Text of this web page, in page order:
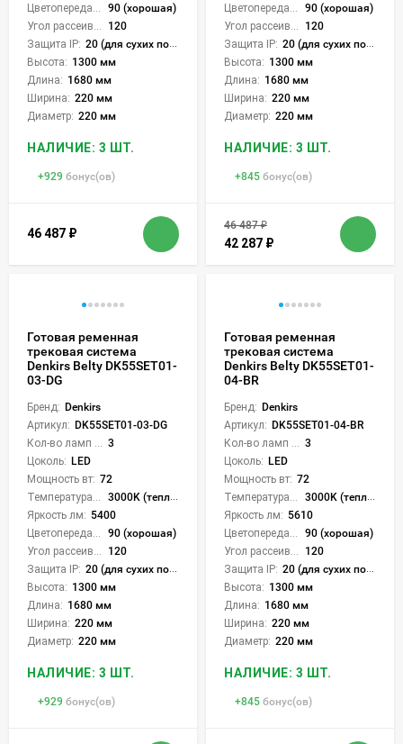
90 (хорошая)
120
Защита IP: 20 (для сухих пом.)
Высота: 1300 мм
Длина: 1680 мм
Ширина: 220 мм
Диаметр: 220 мм
НАЛИЧИЕ: 3 ШТ.
+929 бонус(ов)
46 487 ₽
90 (хорошая)
120
Защита IP: 20 (для сухих пом.)
Высота: 1300 мм
Длина: 1680 мм
Ширина: 220 мм
Диаметр: 220 мм
НАЛИЧИЕ: 3 ШТ.
+845 бонус(ов)
46 487₽
42 287 ₽
Готовая ременная
трековая система
Denkirs Belty DK55SET01-
03-DG
Бренд: Denkirs
Артикул: DK55SET01-03-DG
3
Цоколь: LED
Мощность вт: 72
3000K (теплый)
Яркость лм: 5400
90 (хорошая)
120
Защита IP: 20 (для сухих пом.)
Высота: 1300 мм
Длина: 1680 мм
Ширина: 220 мм
Диаметр: 220 мм
НАЛИЧИЕ: 3 ШТ.
+929 бонус(ов)
Готовая ременная
трековая система
Denkirs Belty DK55SET01-
04-BR
Бренд: Denkirs
Артикул: DK55SET01-04-BR
3
Цоколь: LED
Мощность вт: 72
3000K (теплый)
Яркость лм: 5610
90 (хорошая)
120
Защита IP: 20 (для сухих пом.)
Высота: 1300 мм
Длина: 1680 мм
Ширина: 220 мм
Диаметр: 220 мм
НАЛИЧИЕ: 3 ШТ.
+845 бонус(ов)